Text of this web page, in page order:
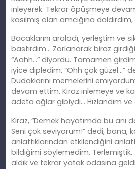
inleyerek. Tekrar öpüşmeye
kasılmış olan amcığına daldırdım,
Bacaklarını araladı, yerleştim ve
bastırdım… Zorlanarak biraz
“Aahh…” diyordu. Tamamen
iyice dipledim. “Ohh çok güzel…”
Dudaklarını memelerini
devam ettim. Kiraz inlemeye ve
adeta ağlar gibiydi… Hızlandım ve
Kiraz, “Demek hayatımda bu anı
Seni çok seviyorum!” dedi, bana,
anlattıklarından etkilendiğini
bildiğimi söylemedim. Terlemiştik,
aldık ve tekrar yatak odasına